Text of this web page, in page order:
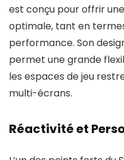
est conçu pour offrir
optimale, tant en
performance. Son
permet une grande
les espaces de jeu
multi-écrans.
Réactivité et